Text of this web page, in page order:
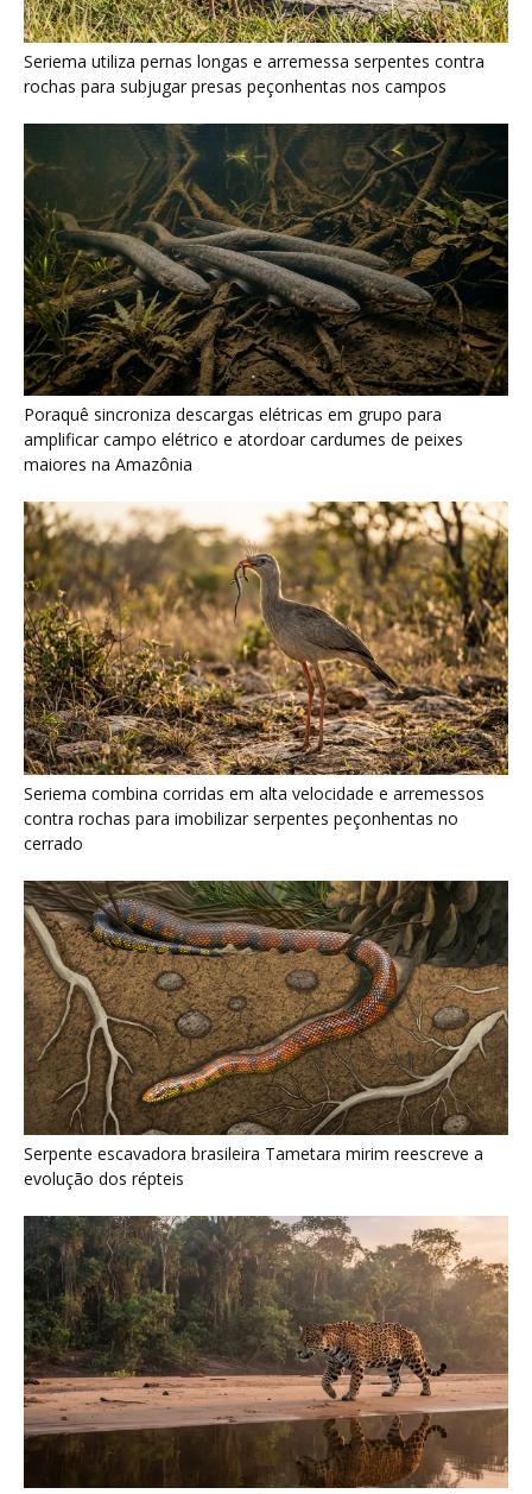
Seriema utiliza pernas longas e arremessa serpentes contra
rochas para subjugar presas peçonhentas nos campos
Poraquê sincroniza descargas elétricas em grupo para
amplificar campo elétrico e atordoar cardumes de peixes
maiores na Amazônia
Seriema combina corridas em alta velocidade e arremessos
contra rochas para imobilizar serpentes peçonhentas no
cerrado
Serpente escavadora brasileira Tametara mirim reescreve a
evolução dos répteis